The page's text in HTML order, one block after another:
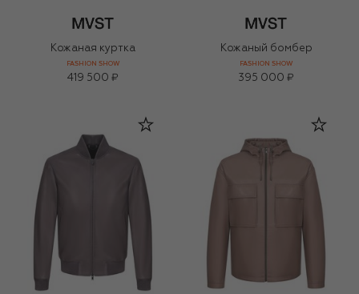
Кожаная куртка
FASHION SHOW
419 500 ₽
Кожаный бомбер
FASHION SHOW
395 000 ₽